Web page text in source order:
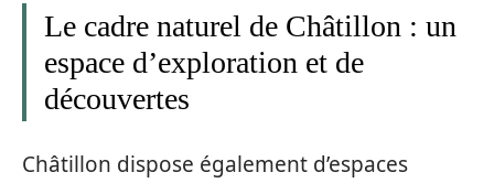
Le cadre naturel de Châtillon : un
espace d’exploration et de
découvertes
Châtillon dispose également d’espaces